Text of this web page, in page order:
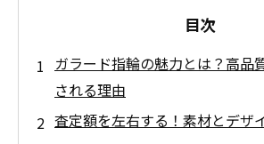
目次
ガラード指輪の魅力とは？高品
される理由
査定額を左右する！素材とデザ